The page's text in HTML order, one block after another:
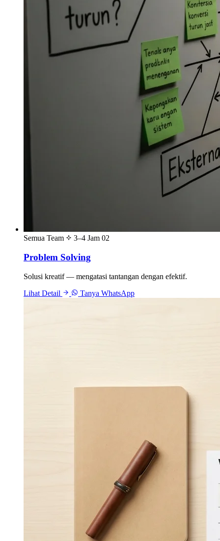
Semua Team 3–4 Jam 02
Problem Solving
Solusi kreatif — mengatasi tantangan dengan efektif.
Lihat Detail
Tanya WhatsApp